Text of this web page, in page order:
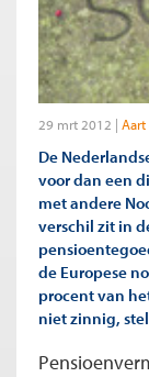
29 mrt 2012 Aart
De
voor dan een
met andere
verschil zit in
de Europese
procent van
niet zinnig,